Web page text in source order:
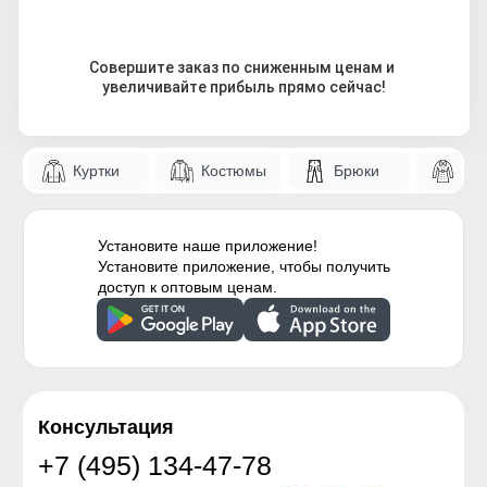
Совершите заказ по сниженным ценам и
увеличивайте прибыль прямо сейчас!
Куртки Костюмы Брюки
Установите наше приложение!
Установите приложение, чтобы получить
доступ к оптовым ценам.
Консультация
+7 (495) 134-47-78